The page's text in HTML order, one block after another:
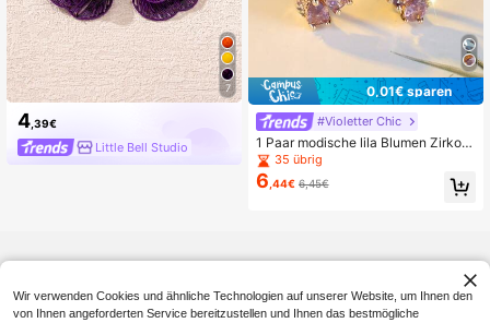
7
4,39€
Little Bell Studio
0,01€ sparen
#Violetter Chic
1 Paar modische lila Blumen Zirkoni
a Ohrstecker, elegantes vielseitiges
Schmuckgeschenk für sie, perfekt f
ür Jahrestag oder Feiertage
35 übrig
6 ,44€ 6,45€
Wir verwenden Cookies und ähnliche Technologien auf unserer Website, um Ihnen den
von Ihnen angeforderten Service bereitzustellen und Ihnen das bestmögliche